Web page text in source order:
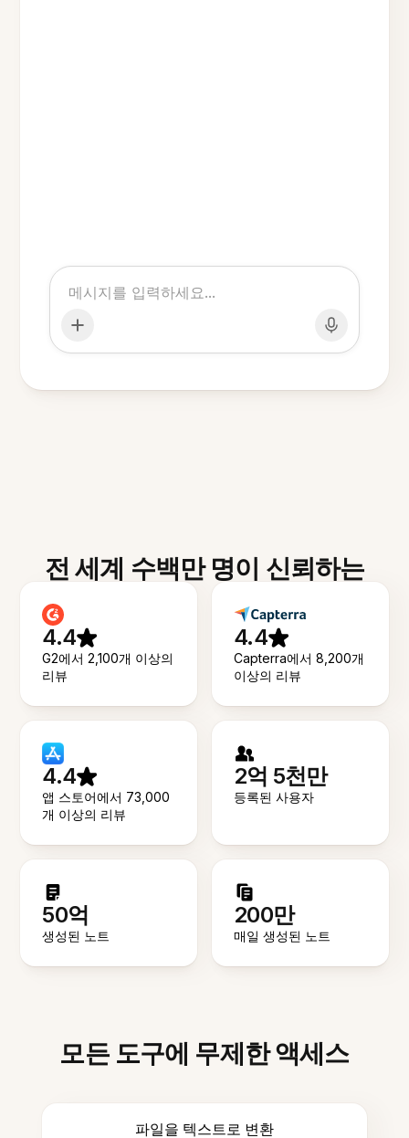
전 세계 수백만 명이 신뢰하는
4.4
G2에서 2,100개 이상의
리뷰
4.4
Capterra에서 8,200개
이상의 리뷰
4.4
앱 스토어에서 73,000
개 이상의 리뷰
2억 5천만
등록된 사용자
50억
생성된 노트
200만
매일 생성된 노트
모든 도구에 무제한 액세스
파일을 텍스트로 변환